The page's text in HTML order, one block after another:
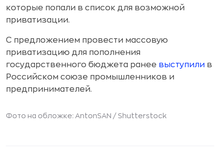
которые попали в список для возможной
приватизации.
С предложением провести массовую
приватизацию для пополнения
государственного бюджета ранее выступили в
Российском союзе промышленников и
предпринимателей.
Фото на обложке: AntonSAN / Shutterstock